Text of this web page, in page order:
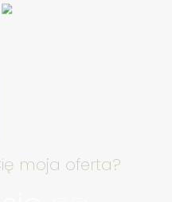
moja oferta?